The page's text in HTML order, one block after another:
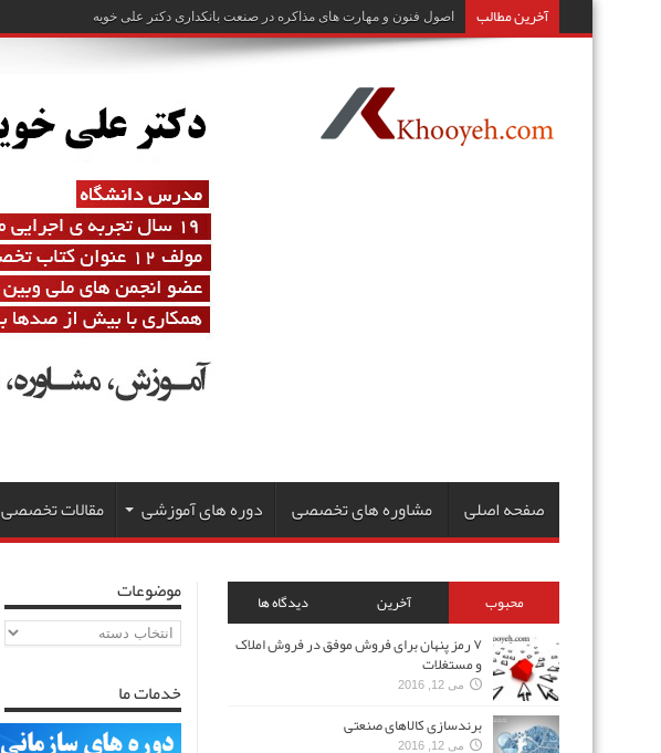
آخرین مطالب اصول فنون و مهارت های مذاکره در صنعت بانکداری دکتر علی خویه
صفحه اصلی مشاوره های تخصصی دوره های آموزشی مقالات تخصصی
موضوعات
موضوعات
خدمات ما
محبوب آخرین
دیدگاه ها
۷ رمز پنهان برای فروش موفق در فروش املاک
و مستغلات
می 12, 2016
برندسازی کالاهای صنعتی
می 12, 2016